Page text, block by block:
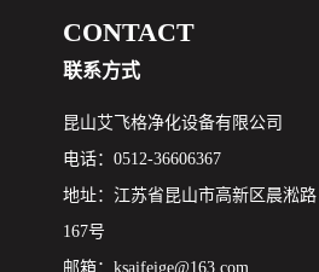
CONTACT
联系方式
昆山艾飞格净化设备有限公司
电话：0512-36606367
地址：江苏省昆山市高新区晨淞路
167号
邮箱：ksaifeige@163.com